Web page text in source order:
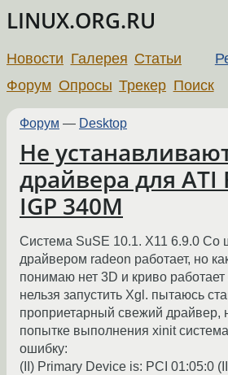
LINUX.ORG.RU
Новости Галерея Статьи
Форум Опросы Трекер Поиск
Форум — Desktop
Не
драйвера для ATI
IGP 340M
Система SuSE 10.1. X11 6.9.0 Со
драйвером radeon работает, но
понимаю нет 3D и криво работает
нельзя запустить Xgl. пытаюсь
проприетарный свежий драйвер,
попытке выполнения xinit
ошибку:
(II) Primary Device is: PCI 01:05:0